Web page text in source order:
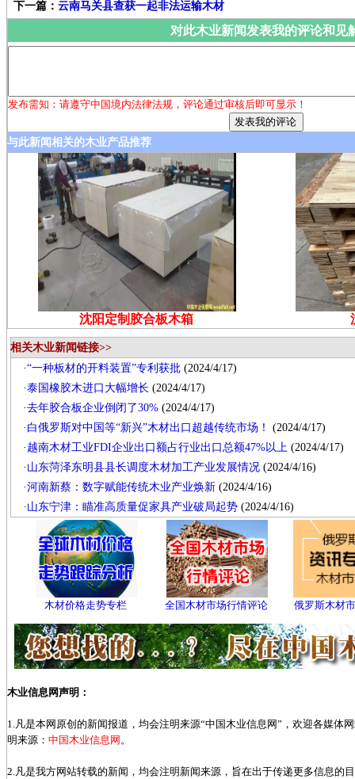
下一篇： 云南马关县查获一起非法运输木材
对此木业新闻发表我的评论和见
发布需知：请遵守中国境内法律法规，评论通过审核后即可显示！
与此新闻相关的木业产品推荐
沈阳定制胶合板木箱
相关木业新闻链接>>
·“一种板材的开料装置”专利获批 (2024/4/17)
·泰国橡胶木进口大幅增长 (2024/4/17)
·去年胶合板企业倒闭了30% (2024/4/17)
· 白俄罗斯对中国等“新兴”木材出口超越传统市场！
(2024/4/17)
· 越南木材工业FDI企业出口额占行业出口总额47%以上 (2024/4/17)
· 山东菏泽东明县县长调度木材加工产业发展情况 (2024/4/16)
·河南新蔡：数字赋能传统木业产业焕新 (2024/4/16)
· 山东宁津：瞄准高质量促家具产业破局起势 (2024/4/16)
木材价格走势专栏 全国木材市场行情评论 俄罗斯木材
木业信息网声明：
1.凡是本网原创的新闻报道，均会注明来源“中国木业信息网”，欢迎各媒体
明来源： 中国木业信息网 。
2.凡是我方网站转载的新闻，均会注明新闻来源，旨在出于传递更多信息的